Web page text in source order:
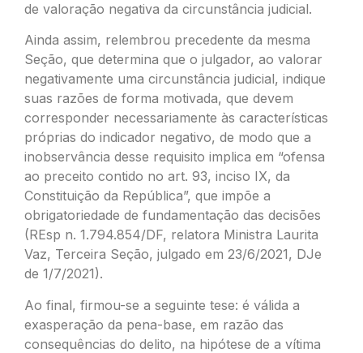
de valoração negativa da circunstância judicial.
Ainda assim, relembrou precedente da mesma
Seção, que determina que o julgador, ao valorar
negativamente uma circunstância judicial, indique
suas razões de forma motivada, que devem
corresponder necessariamente às características
próprias do indicador negativo, de modo que a
inobservância desse requisito implica em “ofensa
ao preceito contido no art. 93, inciso IX, da
Constituição da República”, que impõe a
obrigatoriedade de fundamentação das decisões
(REsp n. 1.794.854/DF, relatora Ministra Laurita
Vaz, Terceira Seção, julgado em 23/6/2021, DJe
de 1/7/2021).
Ao final, firmou-se a seguinte tese: é válida a
exasperação da pena-base, em razão das
consequências do delito, na hipótese de a vítima